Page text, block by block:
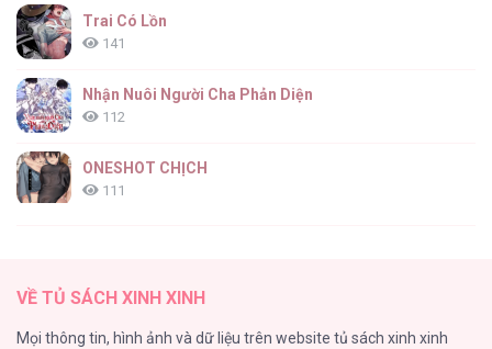
Trai Có Lồn
141
Nhận Nuôi Người Cha Phản Diện
112
ONESHOT CHỊCH
111
98
VỀ TỦ SÁCH XINH XINH
Mọi thông tin, hình ảnh và dữ liệu trên website tủ sách xinh xinh